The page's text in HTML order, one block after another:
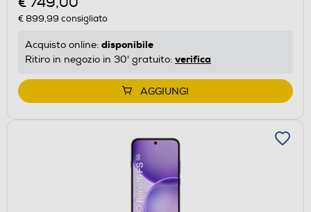
€ 899,99 consigliato
Acquisto online: disponibile
Ritiro in negozio in 30' gratuito: verifica
AGGIUNGI